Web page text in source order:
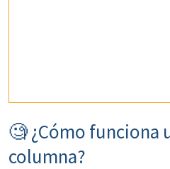
🧐 ¿Cómo funciona
columna?